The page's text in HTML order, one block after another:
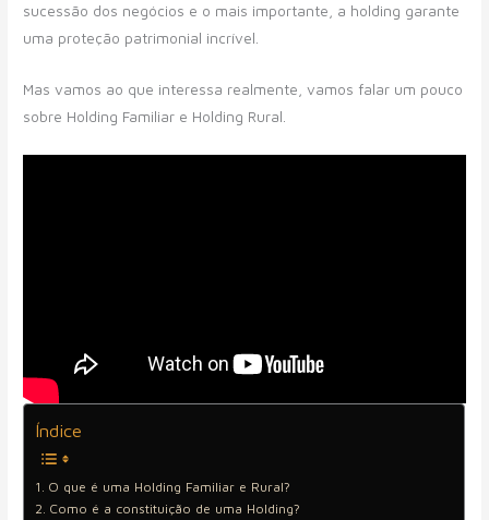
sucessão dos negócios e o mais importante, a holding garante
uma proteção patrimonial incrível.
Mas vamos ao que interessa realmente, vamos falar um pouco
sobre Holding Familiar e Holding Rural.
Índice
O que é uma Holding Familiar e Rural?
Como é a constituição de uma Holding?